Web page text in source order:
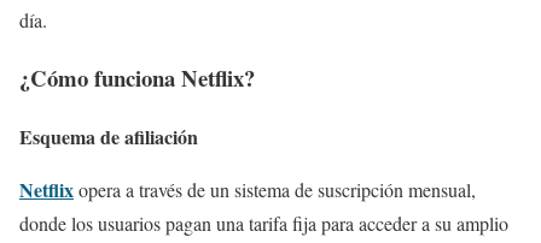
día.
¿Cómo funciona Netflix?
Esquema de afiliación
Netflixopera a través de un sistema de suscripción mensual,
donde los usuarios pagan una tarifa fija para acceder a su amplio